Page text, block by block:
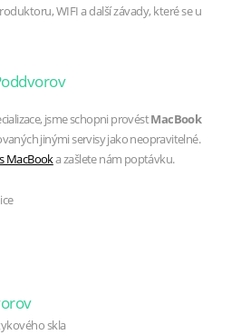
WIFI a další závady, které se u
jsme schopni provéstMacBook
jinými servisy jako neopravitelné.
MacBooka zašlete nám poptávku.
skla